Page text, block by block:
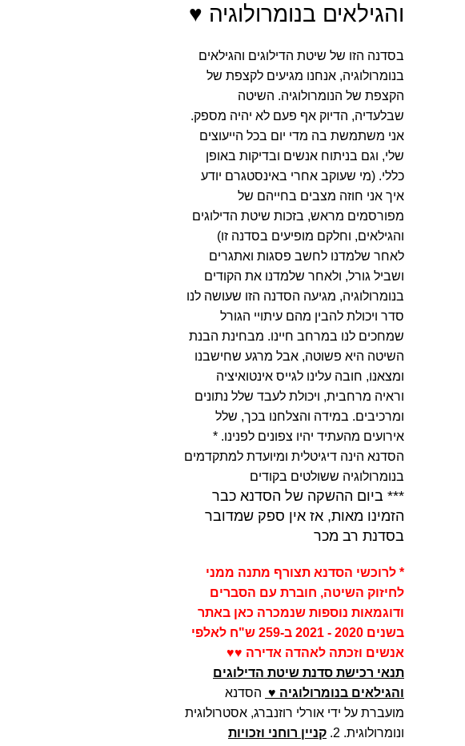
והגילאים בנומרולוגיה ♥
בסדנה הזו של שיטת הדילוגים והגילאים
בנומרולוגיה, אנחנו מגיעים לקצפת של
הקצפת של הנומרולוגיה. השיטה
שבלעדיה, הדיוק אף פעם לא יהיה מספק.
אני משתמשת בה מדי יום בכל הייעוצים
שלי, וגם בניתוח אנשים ובדיקות באופן
כללי. (מי שעוקב אחרי באינסטגרם יודע
איך אני חוזה מצבים בחייהם של
מפורסמים מראש, בזכות שיטת הדילוגים
והגילאים, וחלקם מופיעים בסדנה זו)
לאחר שלמדנו לחשב פסגות ואתגרים
ושביל גורל, ולאחר שלמדנו את הקודים
בנומרולוגיה, מגיעה הסדנה הזו שעושה לנו
סדר ויכולת להבין מהם עיתויי הגורל
שמחכים לנו במרחב חיינו. מבחינת הבנת
השיטה היא פשוטה, אבל מרגע שחישבנו
ומצאנו, חובה עלינו לגייס אינטואיציה
וראיה מרחבית, ויכולת לעבד שלל נתונים
ומרכיבים. במידה והצלחנו בכך, שלל
אירועים מהעתיד יהיו צפונים לפנינו. *
הסדנא הינה דיגיטלית ומיועדת למתקדמים
בנומרולוגיה ששולטים בקודים
*** ביום ההשקה של הסדנא כבר
הזמינו מאות, אז אין ספק שמדובר
בסדנת רב מכר
* לרוכשי הסדנא תצורף מתנה ממני
לחיזוק השיטה, חוברת עם הסברים
ודוגמאות נוספות שנמכרה כאן באתר
בשנים 2020 - 2021
ב-259 ש"ח לאלפי
אנשים וזכתה לאהדה אדירה ♥♥
תנאי רכישת סדנת שיטת הדילוגים
והגילאים בנומרולוגיה ♥ הסדנא
מועברת על ידי אורלי רוזנברג, אסטרולוגית
ונומרולוגית. 2.
קניין רוחני וזכויות